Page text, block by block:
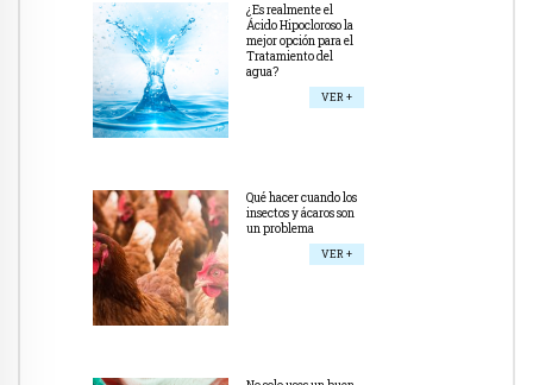
¿Es realmente el
Ácido Hipocloroso la
mejor opción para el
Tratamiento del
agua?
VER +
Qué hacer cuando los
insectos y ácaros son
un problema
VER +